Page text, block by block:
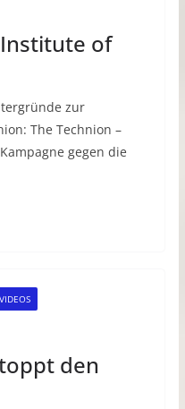
of
zur
The Technion –
gegen die
VIDEOS
den